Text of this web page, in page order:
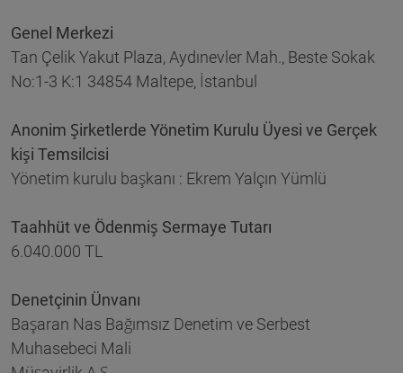
Genel Merkezi
Tan Çelik Yakut Plaza, Aydınevler Mah., Beste Sokak
No:1-3 K:1 34854 Maltepe, İstanbul
Anonim Şirketlerde Yönetim Kurulu Üyesi ve Gerçek
kişi Temsilcisi
Yönetim kurulu başkanı : Ekrem Yalçın Yümlü
Taahhüt ve Ödenmiş Sermaye Tutarı
6.040.000 TL
Denetçinin Ünvanı
Başaran Nas Bağımsız Denetim ve Serbest
Muhasebeci Mali